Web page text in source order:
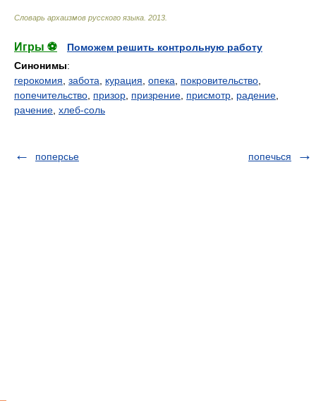
Cловарь архаизмов русского языка 2013
Игры ⚽
Поможем решить контрольную работу
Синонимы:
герокомия забота курация опека покровительство
попечительство призор призрение присмотр радение
рачение хлеб-соль
поперсье попечься